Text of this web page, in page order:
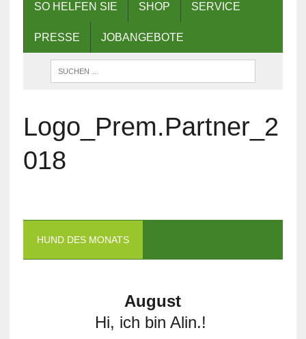
SO HELFEN SIE SHOP SERVICE
PRESSE JOBANGEBOTE
Logo_Prem.Partner_2
018
HUND DES MONATS
August
Hi, ich bin Alin.!